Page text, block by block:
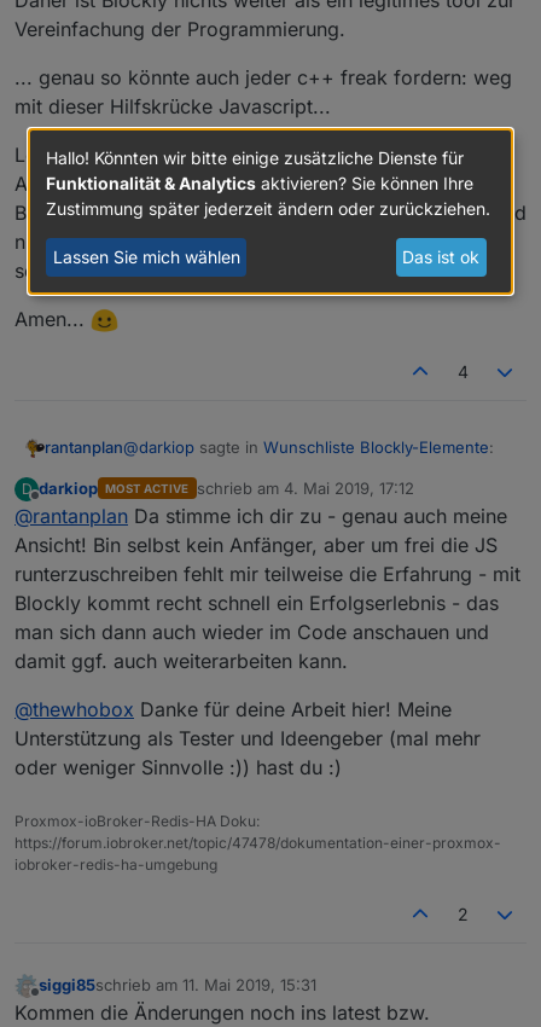
Vereinfachung der Programmierung.
... genau so könnte auch jeder c++ freak fordern: weg
mit dieser Hilfskrücke Javascript...
Letztendlich ist jede Programmiersprache nur ein
Aufsatz zur Umgehung des nativen Maschinencodes.
Bloß weil man die Befehle grafisch zusammenbringt und
nicht über Buchstaben direkt über die Tastatur eingibt,
sollte niemand verurteilt werden.
Amen...
4
rantanplan@darkiop sagte in Wunschliste Blockly-Elemente:
Zum Thema von oben, Zielgruppe für Blockly:
Ja die Hauptzielgruppe ist sicher der
Anwender der nicht Programmieren kann.
Aber auch der fortgeschrittene nutzt sicher an
der ein oder anderen Stelle Blockly. Ich finde
es für SmartHome Themen sehr nützlich mit
Blockly zu arbeiten.
Aus Anfängern werden machmal Fortgeschrittene.
Und die Begehrlichkeiten wachsen ziemlich schnell.
Da sollte Blockly keine Einbahnstrasse sein.
Den Spruch "na dann sollen die doch JS lernen"
Blockly sollte/muss erweitert werden, aber immer
mit dem Hintergrund, das es Blockly ist.
D
Offline
darkiop MOST ACTIVE schrieb am 4. Mai 2019, 17:12
zuletzt editiert von
@rantanplan Da stimme ich dir zu - genau auch meine
Ansicht! Bin selbst kein Anfänger, aber um frei die JS
runterzuschreiben fehlt mir teilweise die Erfahrung - mit
Blockly kommt recht schnell ein Erfolgserlebnis - das
man sich dann auch wieder im Code anschauen und
damit ggf. auch weiterarbeiten kann.
@thewhobox Danke für deine Arbeit hier! Meine
Unterstützung als Tester und Ideengeber (mal mehr
oder weniger Sinnvolle :)) hast du :)
Proxmox-ioBroker-Redis-HA Doku:
https://forum.iobroker.net/topic/47478/dokumentation-einer-proxmox-
iobroker-redis-ha-umgebung
2
siggi85schrieb am 11. Mai 2019, 15:31
zuletzt editiert von
Kommen die Änderungen noch ins latest bzw.
Hallo! Könnten wir bitte einige zusätzliche Dienste für
Funktionalität & Analytics aktivieren? Sie können Ihre
Zustimmung später jederzeit ändern oder zurückziehen.
Lassen Sie mich wählen Das ist ok